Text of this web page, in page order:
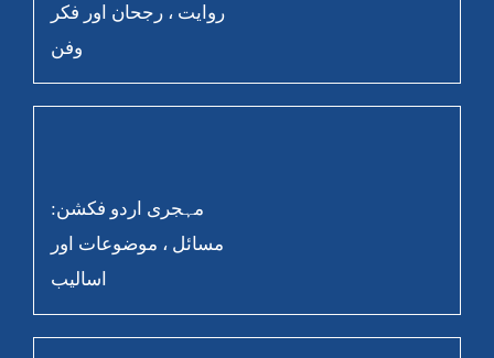
روایت ، رجحان اور فکر
وفن
مہجری اردو فکشن:
مسائل ، موضوعات اور
اسالیب